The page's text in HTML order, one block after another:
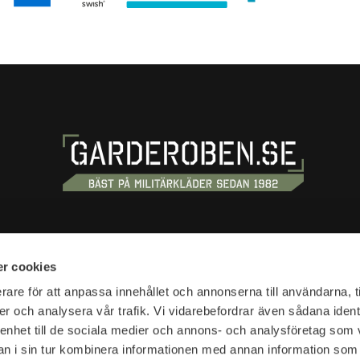
cookies
för att anpassa innehållet och annonserna till användarna,
och analysera vår trafik. Vi vidarebefordrar även sådana
till de sociala medier och annons- och analysföretag som
i sin tur kombinera informationen med annan information
20
Terms and conditions
Customer service
Shipping & delivery
Complaint and return